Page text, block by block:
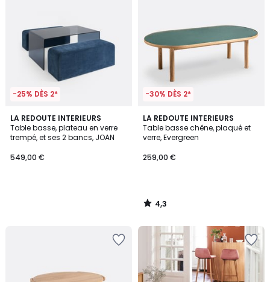
-25% DÈS 2*
LA REDOUTE INTERIEURS
Table basse, plateau en verre
trempé, et ses 2 bancs, JOAN
549,00 €
-30% DÈS 2*
LA REDOUTE INTERIEURS
Table basse chêne, plaqué et
verre, Evergreen
259,00 €
4,3
/ 5
4,3
/